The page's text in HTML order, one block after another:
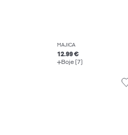
MAJICA
12.99 €
Boje (7)